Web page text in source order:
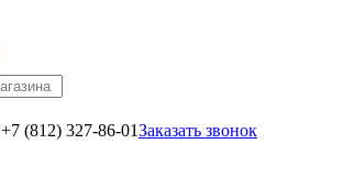
+7 (812) 327-86-01Заказать звонок